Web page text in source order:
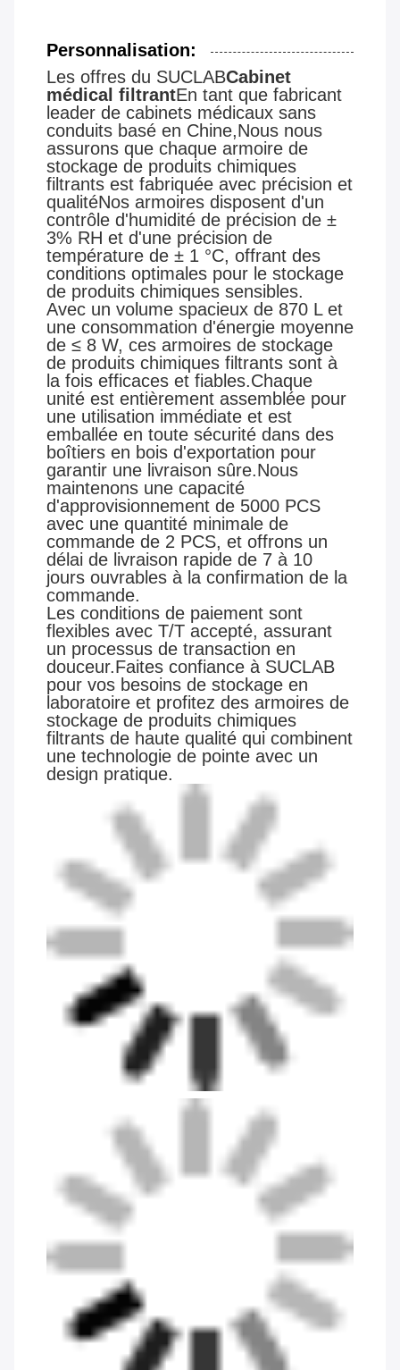
Personnalisation:
Les offres du SUCLABCabinet
médical filtrantEn tant que fabricant
leader de cabinets médicaux sans
conduits basé en Chine,Nous nous
assurons que chaque armoire de
stockage de produits chimiques
filtrants est fabriquée avec précision et
qualitéNos armoires disposent d'un
contrôle d'humidité de précision de ±
3% RH et d'une précision de
température de ± 1 °C, offrant des
conditions optimales pour le stockage
de produits chimiques sensibles.
Avec un volume spacieux de 870 L et
une consommation d'énergie moyenne
de ≤ 8 W, ces armoires de stockage
de produits chimiques filtrants sont à
la fois efficaces et fiables.Chaque
unité est entièrement assemblée pour
une utilisation immédiate et est
emballée en toute sécurité dans des
boîtiers en bois d'exportation pour
garantir une livraison sûre.Nous
maintenons une capacité
d'approvisionnement de 5000 PCS
avec une quantité minimale de
commande de 2 PCS, et offrons un
délai de livraison rapide de 7 à 10
jours ouvrables à la confirmation de la
commande.
Les conditions de paiement sont
flexibles avec T/T accepté, assurant
un processus de transaction en
douceur.Faites confiance à SUCLAB
pour vos besoins de stockage en
laboratoire et profitez des armoires de
stockage de produits chimiques
filtrants de haute qualité qui combinent
une technologie de pointe avec un
design pratique.